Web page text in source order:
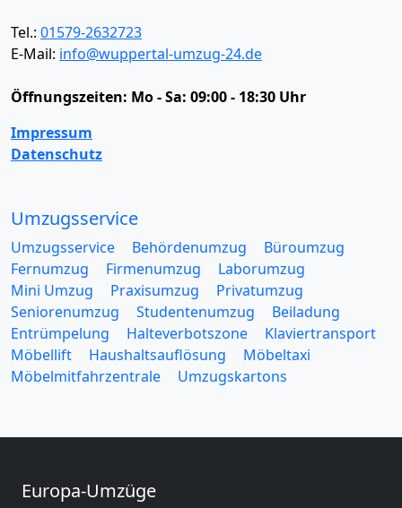
Tel.: 01579-2632723
E-Mail: info@wuppertal-umzug-24.de
Öffnungszeiten: Mo - Sa: 09:00 - 18:30 Uhr
Impressum
Datenschutz
Umzugsservice
Umzugsservice Behördenumzug
Büroumzug
Fernumzug
Firmenumzug
Laborumzug
Mini Umzug
Praxisumzug
Privatumzug
Seniorenumzug
Studentenumzug
Beiladung
Entrümpelung
Halteverbotszone
Klaviertransport
Möbellift
Haushaltsauflösung
Möbeltaxi
Möbelmitfahrzentrale
Umzugskartons
Europa-Umzüge